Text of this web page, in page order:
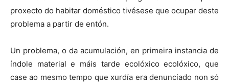
proxecto do habitar doméstico tivésese que ocupar deste
problema a partir de entón.
Un problema, o da acumulación, en primeira instancia de
índole material e máis tarde ecolóxico ecolóxico, que
case ao mesmo tempo que xurdía era denunciado non só